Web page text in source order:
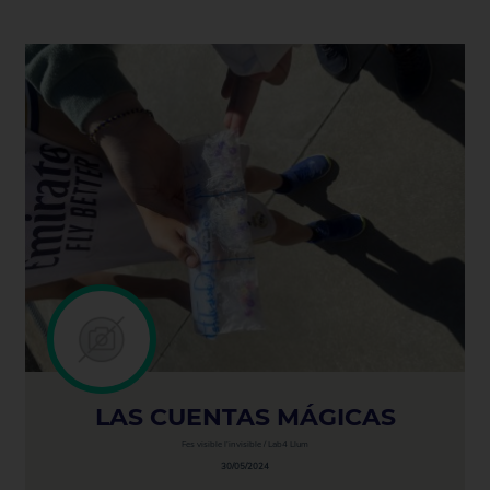
LAS CUENTAS MÁGICAS
Fes visible l'invisible / Lab4 Llum
30/05/2024